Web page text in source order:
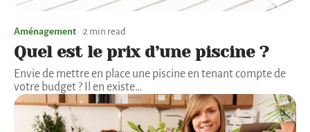
Aménagement 2 min read
Quel est le prix d’une piscine ?
Envie de mettre en place une piscine en tenant compte de
votre budget ? Il en existe…